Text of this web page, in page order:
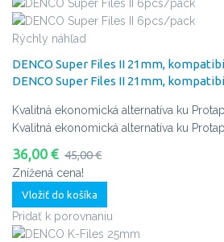
Rýchly náhľad
DENCO Super Files II 21mm,
DENCO Super Files II 21mm,
Kvalitná ekonomická alternatíva ku
Kvalitná ekonomická alternatíva ku
36,00 € 45,00 €
Znížená cena!
Vložiť do košíka
Pridať k porovnaniu